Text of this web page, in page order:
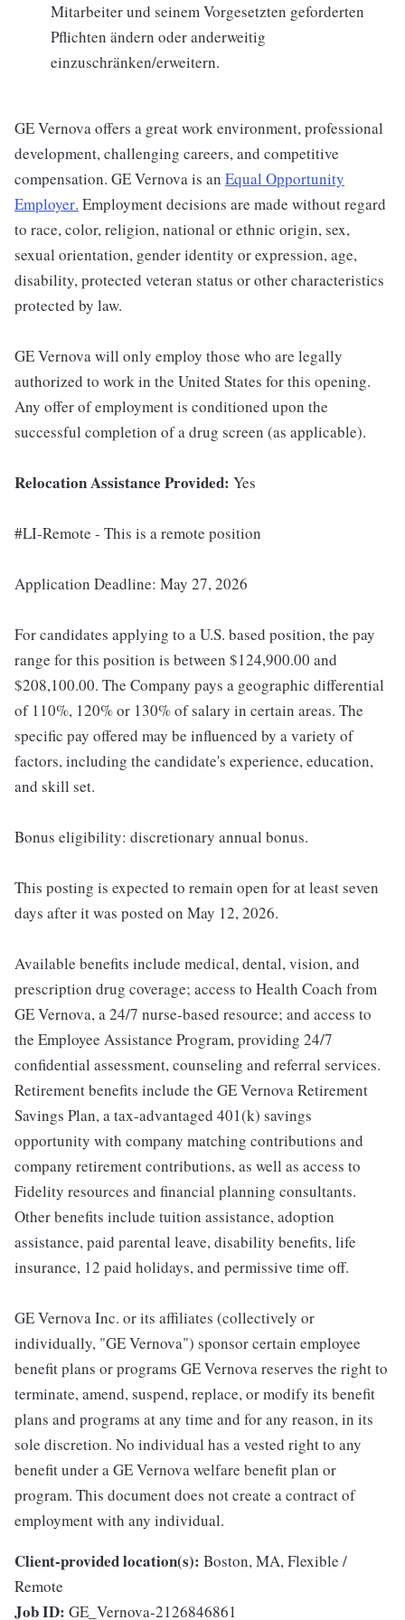
Mitarbeiter und seinem Vorgesetzten geforderten
Pflichten ändern oder anderweitig
einzuschränken/erweitern.
GE Vernova offers a great work environment, professional
development, challenging careers, and competitive
compensation. GE Vernova is an Equal Opportunity
Employer. Employment decisions are made without regard
to race, color, religion, national or ethnic origin, sex,
sexual orientation, gender identity or expression, age,
disability, protected veteran status or other characteristics
protected by law.
GE Vernova will only employ those who are legally
authorized to work in the United States for this opening.
Any offer of employment is conditioned upon the
successful completion of a drug screen (as applicable).
Relocation Assistance Provided: Yes
#LI-Remote - This is a remote position
Application Deadline: May 27, 2026
For candidates applying to a U.S. based position, the pay
range for this position is between $124,900.00 and
$208,100.00. The Company pays a geographic differential
of 110%, 120% or 130% of salary in certain areas. The
specific pay offered may be influenced by a variety of
factors, including the candidate's experience, education,
and skill set.
Bonus eligibility: discretionary annual bonus.
This posting is expected to remain open for at least seven
days after it was posted on May 12, 2026.
Available benefits include medical, dental, vision, and
prescription drug coverage; access to Health Coach from
GE Vernova, a 24/7 nurse-based resource; and access to
the Employee Assistance Program, providing 24/7
confidential assessment, counseling and referral services.
Retirement benefits include the GE Vernova Retirement
Savings Plan, a tax-advantaged 401(k) savings
opportunity with company matching contributions and
company retirement contributions, as well as access to
Fidelity resources and financial planning consultants.
Other benefits include tuition assistance, adoption
assistance, paid parental leave, disability benefits, life
insurance, 12 paid holidays, and permissive time off.
GE Vernova Inc. or its affiliates (collectively or
individually, "GE Vernova") sponsor certain employee
benefit plans or programs GE Vernova reserves the right to
terminate, amend, suspend, replace, or modify its benefit
plans and programs at any time and for any reason, in its
sole discretion. No individual has a vested right to any
benefit under a GE Vernova welfare benefit plan or
program. This document does not create a contract of
employment with any individual.
Client-provided location(s): Boston, MA, Flexible /
Remote
Job ID: GE_Vernova-2126846861